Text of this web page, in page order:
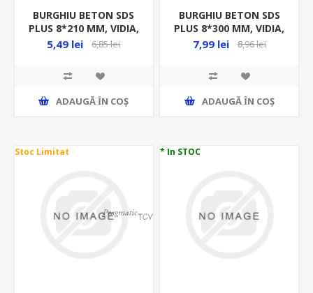
BURGHIU BETON SDS
PLUS 8*210 MM, VIDIA,
23690
5,49 lei 6,85 lei
ADAUGĂ ȊN COŞ
BURGHIU BETON SDS
PLUS 8*300 MM, VIDIA,
23692
7,99 lei 8,96 lei
ADAUGĂ ȊN COŞ
Stoc Limitat * In STOC